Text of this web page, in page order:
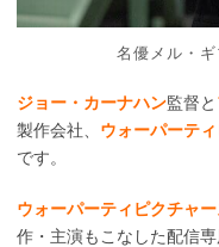
名優メル・ギ
ジョー・カーナハン監督と
製作会社、 ウォーパーテ
です。
ウォーパーティピクチャ
作・主演もこなした配信